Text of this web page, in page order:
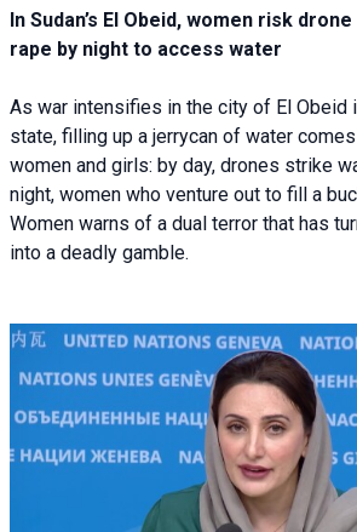
In Sudan’s El Obeid, women risk
rape by night to access water
As war intensifies in the city of El Obeid
state, filling up a jerrycan of water
women and girls: by day, drones strike
night, women who venture out to fill a
Women warns of a dual terror that has
into a deadly gamble.